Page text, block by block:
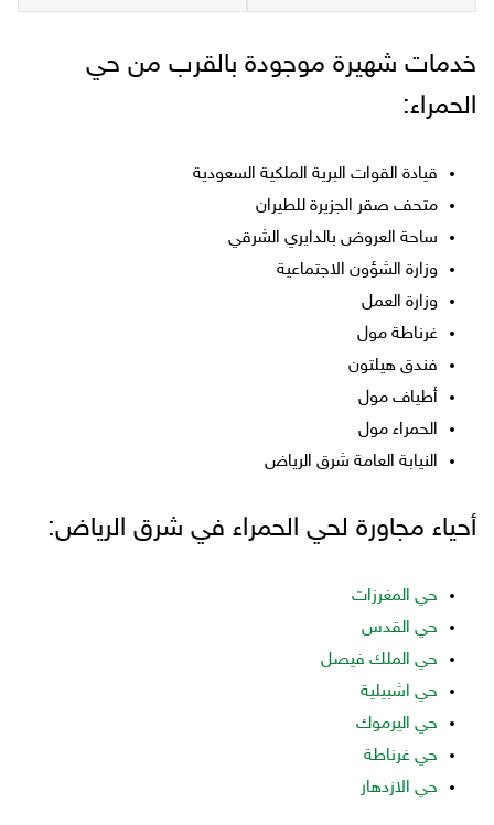
خدمات شهيرة موجودة بالقرب من حي
الحمراء:
قيادة القوات البرية الملكية السعودية
متحف صقر الجزيرة للطيران
ساحة العروض بالدايري الشرقي
وزارة الشؤون الاجتماعية
وزارة العمل
غرناطة مول
فندق هيلتون
أطياف مول
الحمراء مول
النيابة العامة شرق الرياض
أحياء مجاورة لحي الحمراء في شرق الرياض:
حي المغرزات
حي القدس
حي الملك فيصل
حي اشبيلية
حي اليرموك
حي غرناطة
حي الازدهار